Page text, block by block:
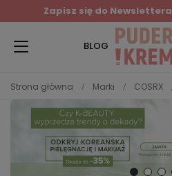
Zapisz się do Newslettera
BLOG
Strona główna Marki COSRX